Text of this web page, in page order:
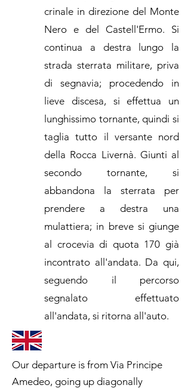
crinale in direzione del Monte
Nero e del Castell'Ermo. Si
continua a destra lungo la
strada sterrata militare, priva
di segnavia; procedendo in
lieve discesa, si effettua un
lunghissimo tornante, quindi si
taglia tutto il versante nord
della Rocca Livernà. Giunti al
secondo tornante, si
abbandona la sterrata per
prendere a destra una
mulattiera; in breve si giunge
al crocevia di quota 170 già
incontrato all'andata. Da qui,
seguendo il percorso
segnalato effettuato
all'andata, si ritorna all'auto.
Our departure is from Via Principe
Amedeo, going up diagonally